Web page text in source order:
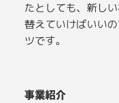
たとしても、新し
替えていけばいい
ツです。
事業紹介